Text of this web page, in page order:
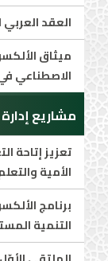
العقد
ميثاق
الاصطناعي
مشاريع إدارة
تعزيز إتاحة
الأمية
برنامج
التنمية